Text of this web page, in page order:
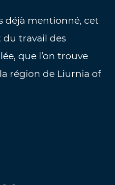
déjà mentionné, cet
travail des
que l’on trouve
région de Liurnia of